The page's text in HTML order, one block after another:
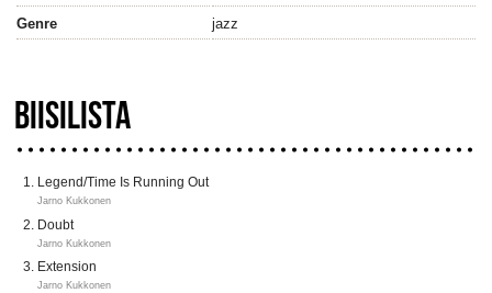
Genre
jazz
BIISILISTA
Legend/Time Is Running Out
Jarno Kukkonen
Doubt
Jarno Kukkonen
Extension
Jarno Kukkonen